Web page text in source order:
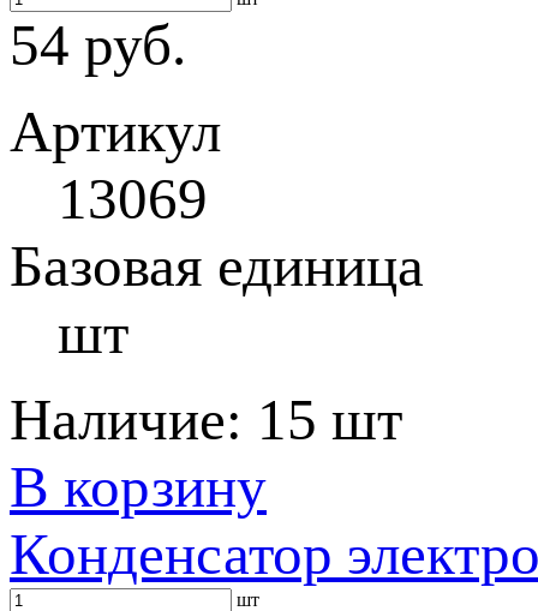
54 руб.
Артикул
13069
Базовая единица
шт
Наличие: 15 шт
В корзину
Конденсатор
шт